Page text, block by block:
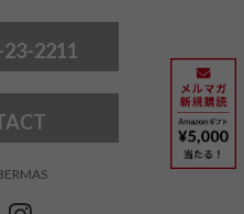
23-2211